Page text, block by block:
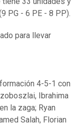
PG - 6 PE - 8 PP).
para llevar
4-5-1 con
Ibrahima
la zaga; Ryan
Salah, Florian